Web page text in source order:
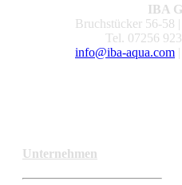
IBA
Bruchstücker 56-58
Tel. 07256
info@iba-aqua.com |
Unternehmen